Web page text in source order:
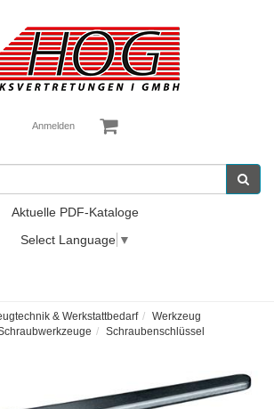
Anmelden
Aktuelle PDF-Kataloge
Select Language ▼
& Werkstattbedarf
Werkzeug
Schraubenschlüssel